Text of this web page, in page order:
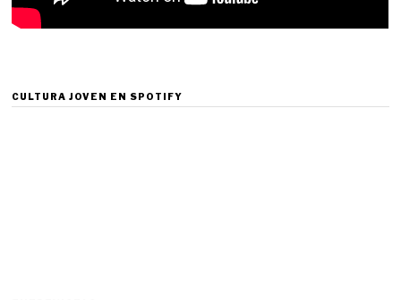
CULTURA JOVEN EN SPOTIFY